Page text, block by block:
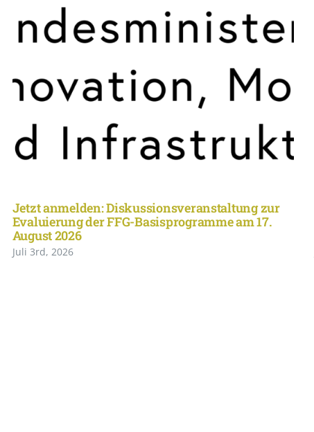
Jetzt anmelden: Diskussionsveranstaltung zur
Evaluierung der FFG-Basisprogramme am 17.
August 2026
Juli 3rd, 2026